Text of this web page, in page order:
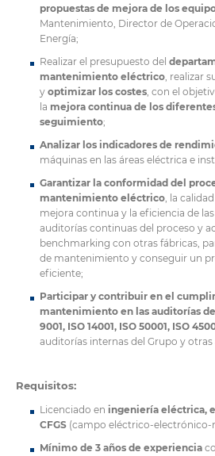
propuestas de mejora de los
Mantenimiento, Director de
Energía;
Realizar el presupuesto del
mantenimiento eléctrico , realizar
y optimizar los costes , con el
la mejora continua de los
seguimiento;
Analizar los indicadores de
máquinas en las áreas eléctrica e
Garantizar la conformidad del
mantenimiento eléctrico , la
mejora continua y la eficiencia de
auditorías continuas del proceso y
benchmarking con otras fábricas,
de mantenimiento y conseguir un
eficiente;
Participar y contribuir en el
mantenimiento en las auditorías
9001, ISO 14001, ISO 50001, ISO
auditorías internas del Grupo y otras
Requisitos:
Licenciado en ingeniería eléctrica,
CFGS (campo eléctrico-electrónico-
Mínimo de 3 años de experiencia